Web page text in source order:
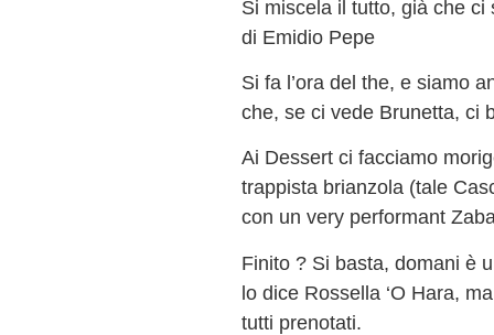
Si miscela il tutto, già che
di Emidio Pepe
Si fa l’ora del the, e siamo
che, se ci vede Brunetta, ci
Ai Dessert ci facciamo
trappista brianzola (tale
con un very performant
Finito ? Si basta, domani è
lo dice Rossella ‘O Hara,
tutti prenotati.